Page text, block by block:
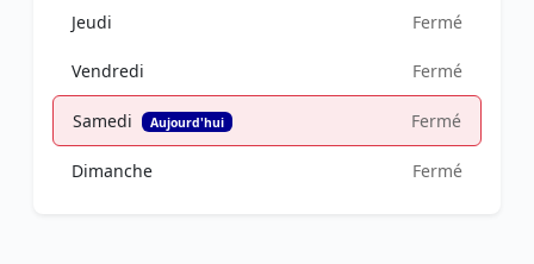
Jeudi Fermé
Vendredi Fermé
Samedi Aujourd'hui Fermé
Dimanche Fermé